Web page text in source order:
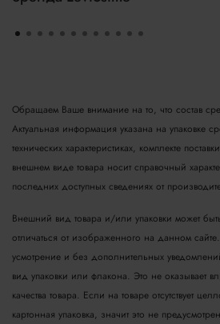
Обращаем Ваше внимание на то, что состав
Актуальная информация указана на упаковке
технических характеристиках, комплекте
внешнем виде товара носит справочный
последних доступных сведениях от
Внешний вид товара и/или упаковки может
отличаться от изображенного на данном
усмотрение и без дополнительных
вид упаковки или флакона. Это не оказывает
качества товара. Если на товаре отсутствует
картонная упаковка, значит это не